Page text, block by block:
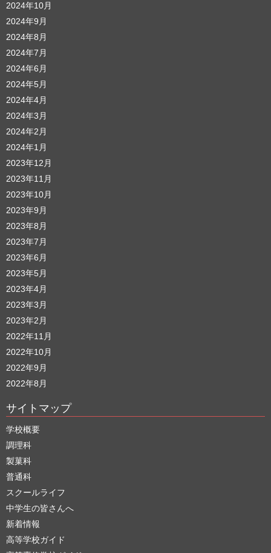
2024年10月
2024年9月
2024年8月
2024年7月
2024年6月
2024年5月
2024年4月
2024年3月
2024年2月
2024年1月
2023年12月
2023年11月
2023年10月
2023年9月
2023年8月
2023年7月
2023年6月
2023年5月
2023年4月
2023年3月
2023年2月
2022年11月
2022年10月
2022年9月
2022年8月
サイトマップ
学校概要
調理科
製菓科
普通科
スクールライフ
中学生の皆さんへ
新着情報
高等学校ガイド